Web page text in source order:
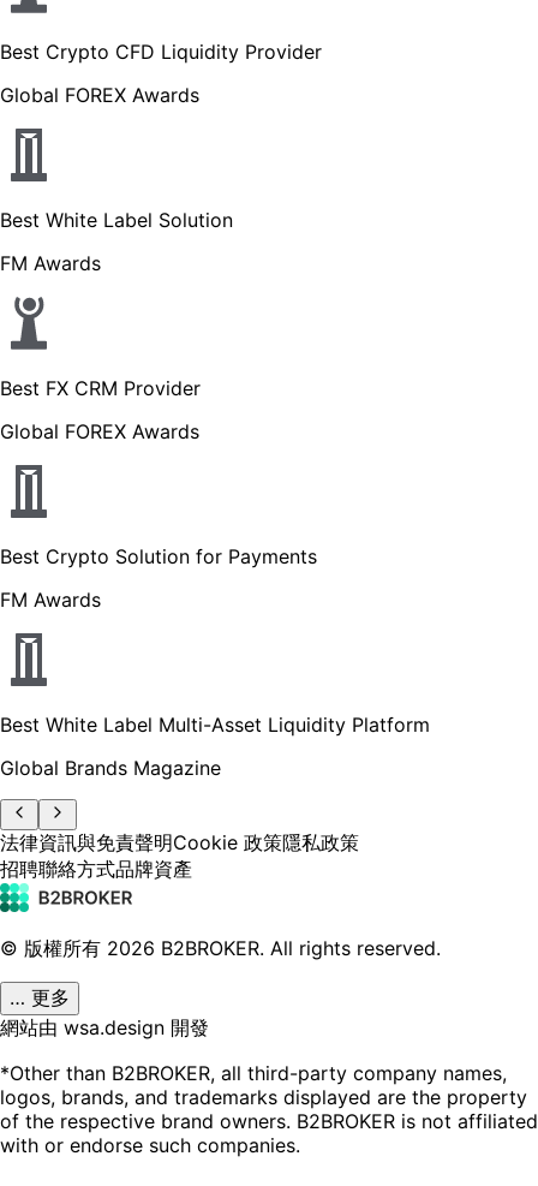
Best Crypto CFD Liquidity Provider
Global FOREX Awards
Best White Label Solution
FM Awards
Best FX CRM Provider
Global FOREX Awards
Best Crypto Solution for Payments
FM Awards
Best White Label Multi-Asset Liquidity Platform
Global Brands Magazine
法律資訊與免責聲明Cookie 政策隱私政策
招聘聯絡方式品牌資產
© 版權所有 2026 B2BROKER. All rights reserved.
… 更多
網站由 wsa.design 開發
*Other than B2BROKER, all third-party company names,
logos, brands, and trademarks displayed are the property
of the respective brand owners. B2BROKER is not affiliated
with or endorse such companies.